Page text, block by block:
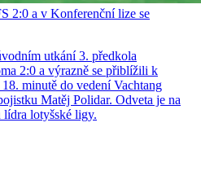
2:0 a v Konferenční lize se
utkání 3. předkola
2:0 a výrazně se přiblížili k
minutě do vedení Vachtang
Matěj Polidar. Odveta je na
lídra lotyšské ligy.